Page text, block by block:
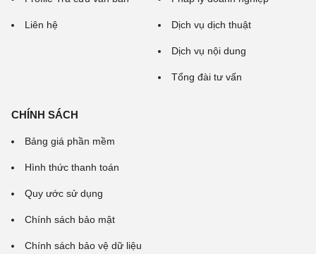
Liên hệ Dịch vụ dịch thuật
Dịch vụ nội dung
Tổng đài tư vấn
CHÍNH SÁCH
Bảng giá phần mềm
Hình thức thanh toán
Quy ước sử dụng
Chính sách bảo mật
Chính sách bảo vệ dữ liệu